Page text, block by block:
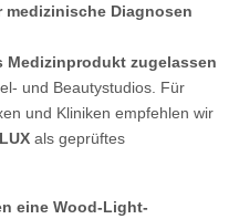
Diagnosen
Medizinprodukt zugelassen
und Beautystudios. Für
und Kliniken empfehlen wir
als geprüftes
eine Wood-Light-